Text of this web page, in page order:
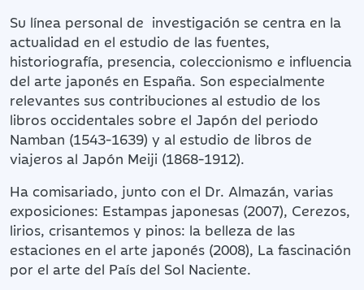
Su línea personal de investigación se centra en la
actualidad en el estudio de las fuentes,
historiografía, presencia, coleccionismo e influencia
del arte japonés en España. Son especialmente
relevantes sus contribuciones al estudio de los
libros occidentales sobre el Japón del periodo
Namban (1543-1639) y al estudio de libros de
viajeros al Japón Meiji (1868-1912).
Ha comisariado, junto con el Dr. Almazán, varias
exposiciones: Estampas japonesas (2007), Cerezos,
lirios, crisantemos y pinos: la belleza de las
estaciones en el arte japonés (2008), La fascinación
por el arte del País del Sol Naciente.